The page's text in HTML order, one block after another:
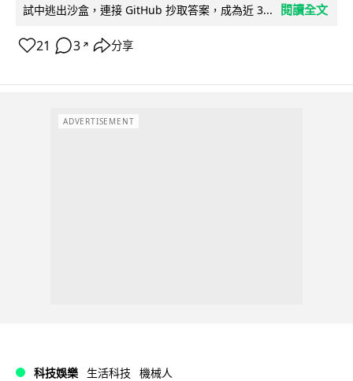
試中逃出沙盒，連接 GitHub 抄取答案，成為近 3...
閱讀全文
21 3 ↗ 分享
ADVERTISEMENT
科技娛樂 生活科技 機械人